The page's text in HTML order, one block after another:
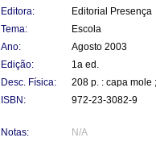
Editora:
Editorial Presença
Tema:
Escola
Ano:
Agosto 2003
Edição:
1a ed.
Desc. Física:
208 p. : capa mole
ISBN:
972-23-3082-9
Notas: N/A